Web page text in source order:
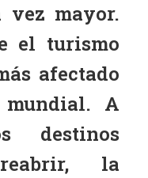
vez mayor.
el turismo
afectado
A
destinos
la